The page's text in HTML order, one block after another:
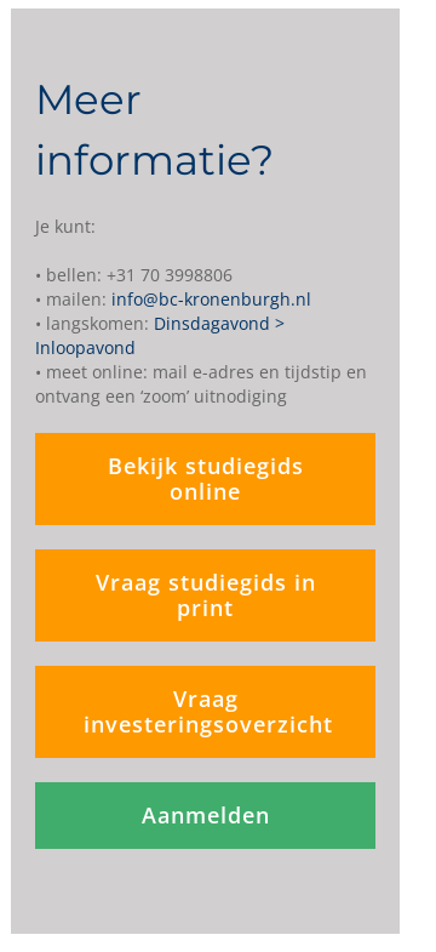
Meer
informatie?
Je kunt:
• bellen: +31 70 3998806
• mailen: info@bc-kronenburgh.nl
• langskomen: Dinsdagavond >
Inloopavond
• meet online: mail e-adres en tijdstip en
ontvang een ‘zoom’ uitnodiging
Bekijk studiegids
online
Vraag studiegids in
print
Vraag
investeringsoverzicht
Aanmelden